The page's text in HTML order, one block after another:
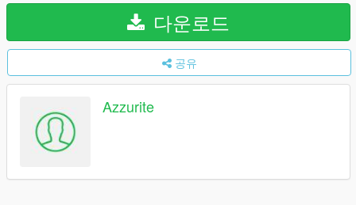
다운로드
공유
Azzurite